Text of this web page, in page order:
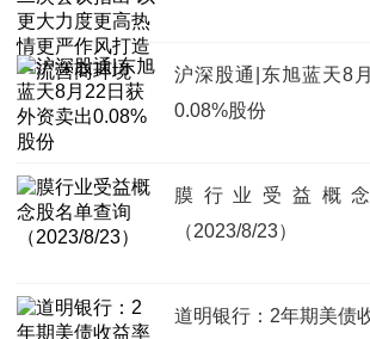
沪深股通|东旭蓝天8
0.08%股份
膜行业受益概
（2023/8/23）
道明银行：2年期美债